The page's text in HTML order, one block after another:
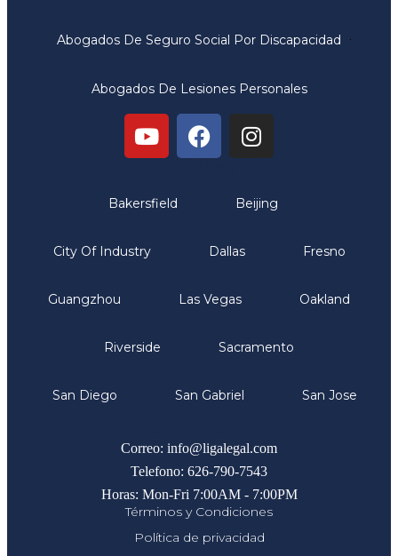
Abogados De Seguro Social Por Discapacidad
Abogados De Lesiones Personales
Bakersfield Beijing
City Of Industry Dallas Fresno
Guangzhou Las Vegas Oakland
Riverside Sacramento
San Diego San Gabriel San Jose
Correo: info@ligalegal.com
Telefono: 626-790-7543
Horas: Mon-Fri 7:00AM - 7:00PM
Términos y Condiciones
Política de privacidad